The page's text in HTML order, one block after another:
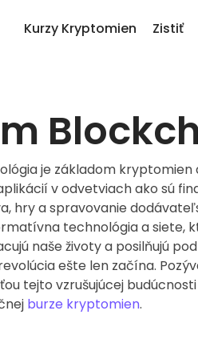
Kurzy Kryptomien
ceny
300+ kryptomien
a Klesajúce
príležitosti
Zistiť
Nákup a predaj
Nakúpte viac ako 300
Zmena kryptomien
Viac ako 1 000 párovov
Inteligentné portfóliá
Inteligentný spôsob
kryptomien
Kriptomat Peňaženka
Bezpečná a jednoduchá
peňaženka
Investičný prieskumník
je základom kryptomien
v odvetviach ako sú
hry a spravovanie
technológia a siete,
naše životy a posilňujú
ešte len začína.
tejto vzrušujúcej
burze kryptomien.